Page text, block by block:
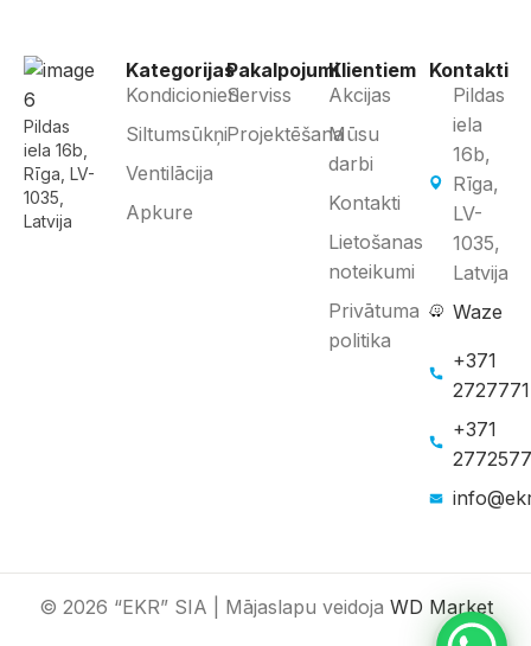
Pildas
iela 16b,
Rīga, LV-
1035,
Latvija
Kategorijas
Kondicionieri
Siltumsūkņi
Ventilācija
Apkure
Pakalpojumi
Serviss
Projektēšana
Klientiem
Akcijas
Mūsu
darbi
Kontakti
Lietošanas
noteikumi
Privātuma
politika
Kontakti
Pildas
iela
16b,
Rīga,
LV-
1035,
Latvija
Waze
+371
+371
© 2026 “EKR” SIA | Mājaslapu veidoja WD Market